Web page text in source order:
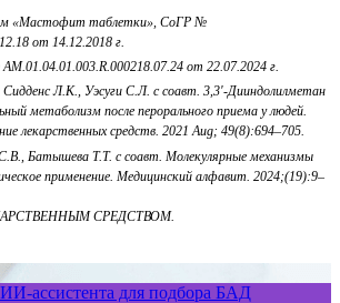
«Мастофит таблетки», СоГР №
от 14.12.2018 г.
от 22.07.2024 г.
Л.К., Уэсуги С.Л. с соавт. 3,3'-Дииндолилметан
метаболизм после перорального приема у людей.
лекарственных средств. 2021 Aug; 49(8):694–705.
Батышева Т.Т. с соавт. Молекулярные механизмы
применение. Медицинский алфавит. 2024;(19):9–
СРЕДСТВОМ.
ассистента для подбора БАД